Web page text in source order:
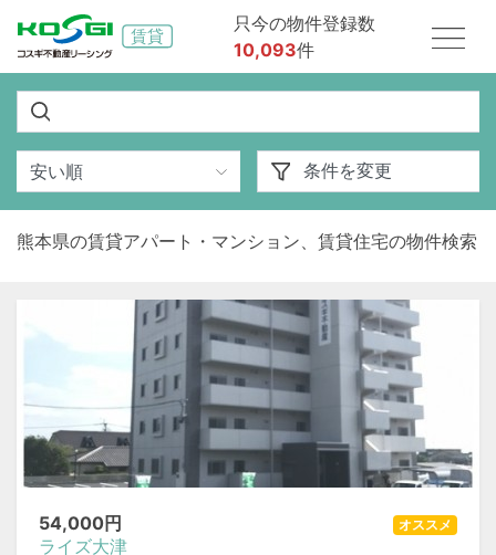
只今の物件登録数
10,093件
熊本県の賃貸アパート・マンション、賃貸住宅の物件検索
54,000円
ライズ大津
オススメ